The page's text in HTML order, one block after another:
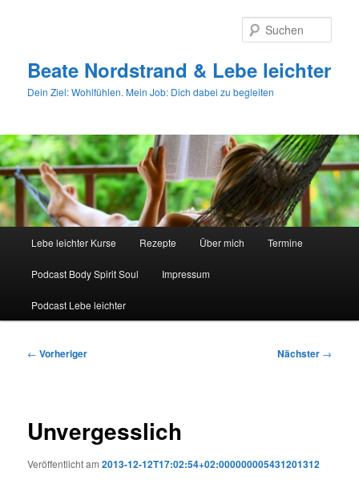
Beate Nordstrand & Lebe leichter
Dein Ziel: Wohlfühlen. Mein Job: Dich dabei zu begleiten
Lebe leichter Kurse Rezepte Über mich Termine
Podcast Body Spirit Soul Impressum
Podcast Lebe leichter
Beitragsnavigation
← Vorheriger Nächster →
Unvergesslich
Veröffentlicht am2013-12-12T17:02:54+02:000000005431201312